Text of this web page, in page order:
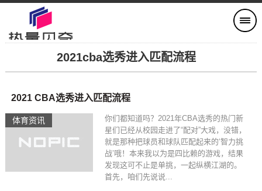
2021cba选秀进入匹配流程
体育资讯
2021 CBA选秀进入匹配流程
你们都知道吗？2021年CBA选秀的热门新
星们已经从校园走进了“配对”大戏，没错，
就是那种把球员和球队匹配起来的‘智力挑
战’哦！本来我以为是四比赖的游戏，结果
发现这可不止是单挑，一起纵横江湖的。
首先，咱们先说说...